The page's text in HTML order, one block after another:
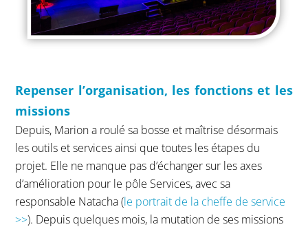
Repenser l’organisation, les fonctions et les
missions
Depuis, Marion a roulé sa bosse et maîtrise désormais
les outils et services ainsi que toutes les étapes du
projet. Elle ne manque pas d’échanger sur les axes
d’amélioration pour le pôle Services, avec sa
responsable Natacha (le portrait de la cheffe de service
>>). Depuis quelques mois, la mutation de ses missions